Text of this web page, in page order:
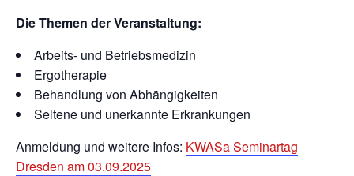
Die Themen der Veranstaltung:
Arbeits- und Betriebsmedizin
Ergotherapie
Behandlung von Abhängigkeiten
Seltene und unerkannte Erkrankungen
Anmeldung und weitere Infos: KWASa Seminartag
Dresden am 03.09.2025